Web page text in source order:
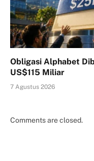
Obligasi Alphabet
US$115 Miliar
7 Agustus 2026
Comments are closed.